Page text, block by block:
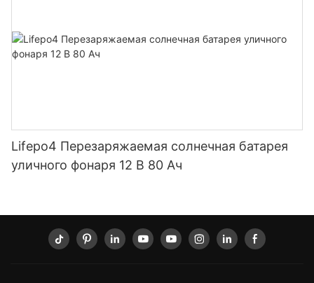
аккумуляторных батарей для
самостоятельной сборки.
Lifepo4 Перезаряжаемая солнечная батарея
уличного фонаря 12 В 80 Ач